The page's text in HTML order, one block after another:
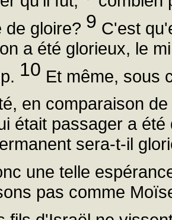
de gloire? 9 C'est
a été glorieux, le
10 Et même, sous
en comparaison
était passager a
sera-t-il
une telle
pas comme